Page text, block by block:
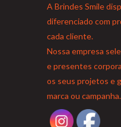
A Brindes Smile
diferenciado com
cada cliente.
Nossa empresa
e presentes
os seus projetos e
marca ou campanha.